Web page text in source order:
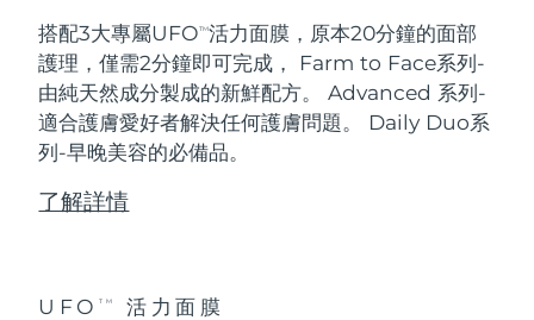
搭配3大專屬UFOTM活力面膜，原本20分鐘的面部
護理，僅需2分鐘即可完成，
Farm to Face系列-
由純天然成分製成的新鮮配方。 Advanced 系列-
適合護膚愛好者解決任何護膚問題。 Daily Duo系
列-早晚美容的必備品。
了解詳情
UFO TM 活力面膜